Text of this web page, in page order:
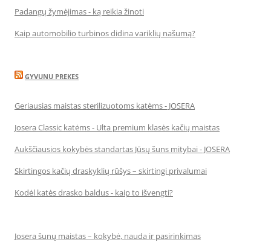
Padangų žymėjimas - ką reikia žinoti
Kaip automobilio turbinos didina variklių našumą?
GYVUNU PREKES
Geriausias maistas sterilizuotoms katėms - JOSERA
Josera Classic katėms - Ulta premium klasės kačių maistas
Aukščiausios kokybės standartas Jūsų šuns mitybai - JOSERA
Skirtingos kačių draskyklių rūšys – skirtingi privalumai
Kodėl katės drasko baldus - kaip to išvengti?
Josera šunų maistas – kokybė, nauda ir pasirinkimas